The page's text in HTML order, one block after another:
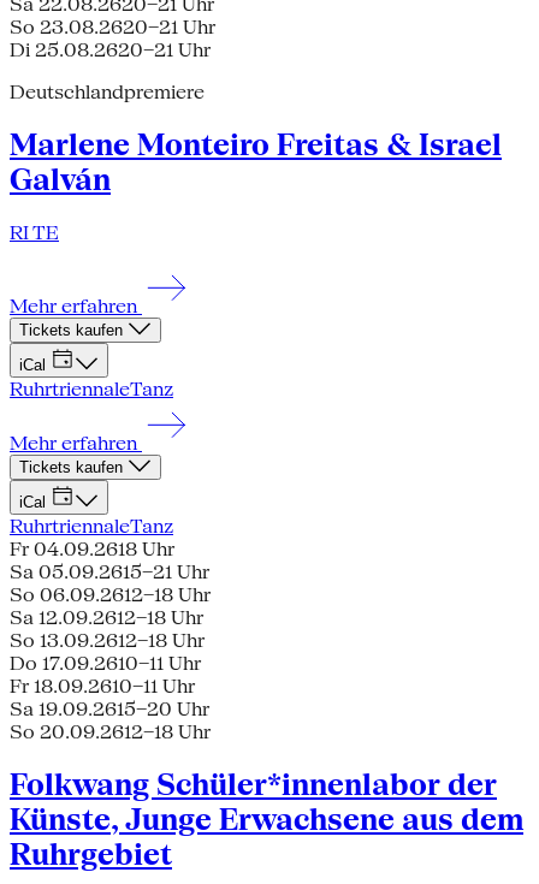
Sa 22.08.2620–21 Uhr
So 23.08.2620–21 Uhr
Di 25.08.2620–21 Uhr
Deutschlandpremiere
Marlene Monteiro Freitas & Israel
Galván
RI TE
Mehr erfahren
Tickets kaufen
iCal
RuhrtriennaleTanz
Mehr erfahren
Tickets kaufen
iCal
RuhrtriennaleTanz
Fr 04.09.2618 Uhr
Sa 05.09.2615–21 Uhr
So 06.09.2612–18 Uhr
Sa 12.09.2612–18 Uhr
So 13.09.2612–18 Uhr
Do 17.09.2610–11 Uhr
Fr 18.09.2610–11 Uhr
Sa 19.09.2615–20 Uhr
So 20.09.2612–18 Uhr
Folkwang Schüler*innenlabor der
Künste, Junge Erwachsene aus dem
Ruhrgebiet